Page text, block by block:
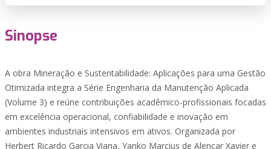
Sinopse
A obra Mineração e Sustentabilidade: Aplicações para uma Gestão
Otimizada integra a Série Engenharia da Manutenção Aplicada
(Volume 3) e reúne contribuições acadêmico-profissionais focadas
em excelência operacional, confiabilidade e inovação em
ambientes industriais intensivos em ativos. Organizada por
Herbert Ricardo Garcia Viana, Yanko Marcius de Alencar Xavier e